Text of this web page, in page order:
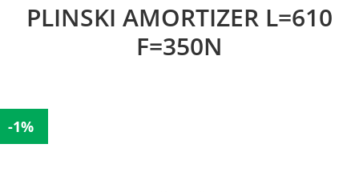
PLINSKI AMORTIZER L=610
F=350N
-1%